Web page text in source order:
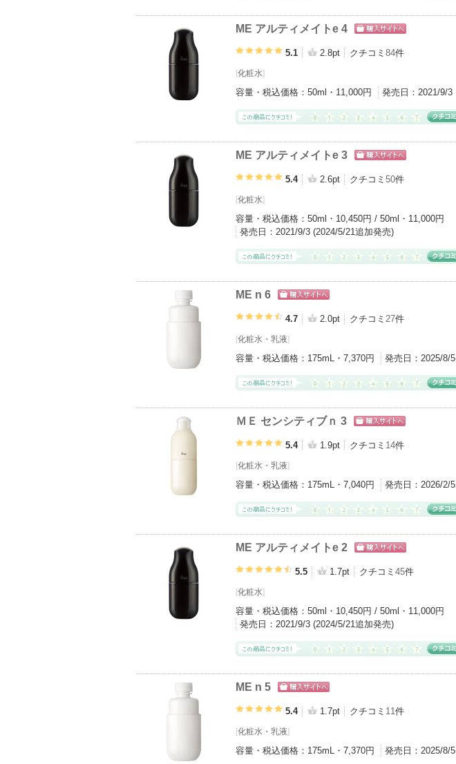
ME アルティメイトe 4
グサイトへ
5.1 2.8pt クチコミ 84件
[化粧水]
容量・税込価格： 50ml・11,000円 発売日： 2021/9/3
ME アルティメイトe 3
グサイトへ
5.4 2.6pt クチコミ 50件
[化粧水]
容量・税込価格： 50ml・10,450円 / 50ml・11,000円
発売日： 2021/9/3 (2024/5/21追加発売)
ME n 6
グサイトへ
4.7 2.0pt クチコミ 27件
[化粧水 ・ 乳液]
容量・税込価格： 175mL・7,370円 発売日： 2025/8/5
ＭＥ センシティブｎ 3
グサイトへ
5.4 1.9pt クチコミ 14件
[化粧水 ・ 乳液]
容量・税込価格： 175mL・7,040円 発売日： 2026/2/5
ME アルティメイトe 2
グサイトへ
5.5 1.7pt クチコミ 45件
[化粧水]
容量・税込価格： 50ml・10,450円 / 50ml・11,000円
発売日： 2021/9/3 (2024/5/21追加発売)
ME n 5
グサイトへ
5.4 1.7pt クチコミ 11件
[化粧水 ・ 乳液]
容量・税込価格： 175mL・7,370円 発売日： 2025/8/5